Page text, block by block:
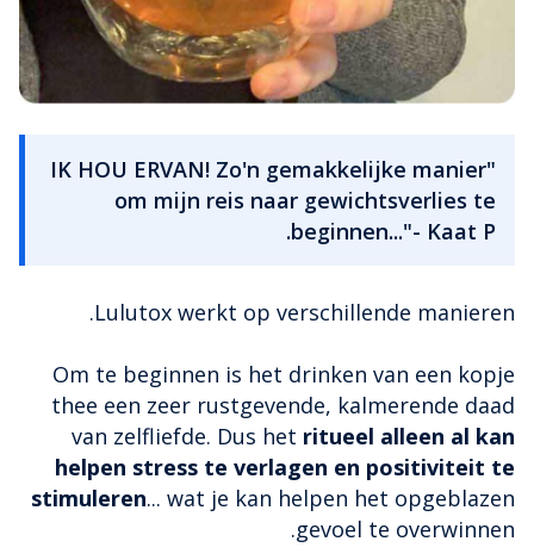
"IK HOU ERVAN! Zo'n gemakkelijke manier
om mijn reis naar gewichtsverlies te
beginnen..."- Kaat P.
Lulutox werkt op verschillende manieren.
Om te beginnen is het drinken van een kopje
thee een zeer rustgevende, kalmerende daad
van zelfliefde. Dus het ritueel alleen al kan
helpen stress te verlagen en positiviteit te
stimuleren... wat je kan helpen het opgeblazen
gevoel te overwinnen.